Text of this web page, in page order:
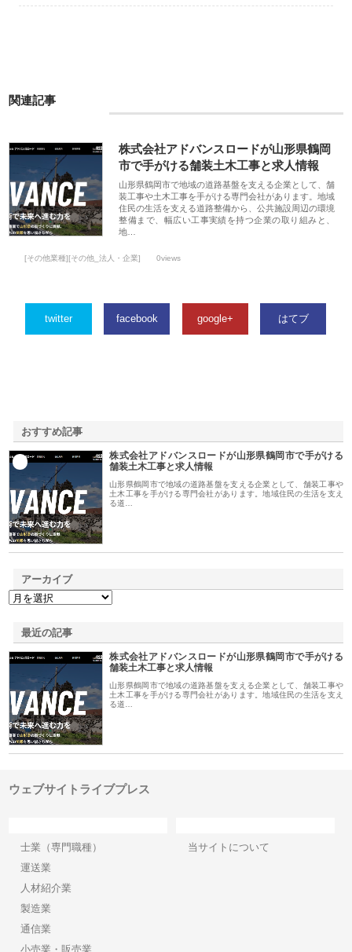
関連記事
株式会社アドバンスロードが山形県鶴岡
市で手がける舗装土木工事と求人情報
山形県鶴岡市で地域の道路基盤を支える企業として、舗
装工事や土木工事を手がける専門会社があります。地域
住民の生活を支える道路整備から、公共施設周辺の環境
整備まで、幅広い工事実績を持つ企業の取り組みと、
地…
[その他業種][その他_法人・企業] 0views
twitter facebook google+ はてブ
おすすめ記事
株式会社アドバンスロードが山形県鶴岡市で手がける
舗装土木工事と求人情報
山形県鶴岡市で地域の道路基盤を支える企業として、舗装工事や
土木工事を手がける専門会社があります。地域住民の生活を支え
る道…
アーカイブ
最近の記事
株式会社アドバンスロードが山形県鶴岡市で手がける
舗装土木工事と求人情報
山形県鶴岡市で地域の道路基盤を支える企業として、舗装工事や
土木工事を手がける専門会社があります。地域住民の生活を支え
る道…
ウェブサイトライブプレス
士業（専門職種）
運送業
人材紹介業
製造業
通信業
小売業・販売業
当サイトについて